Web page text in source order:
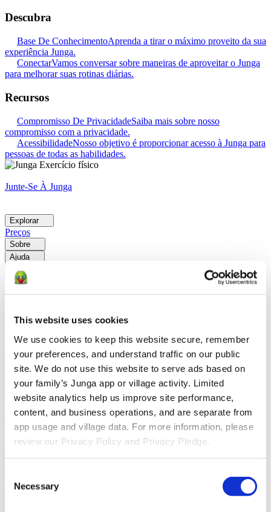
This website uses cookies
We use cookies to keep this website secure, remember
your preferences, and understand traffic on our public
site. We do not use this website to serve ads based on
your family’s Junga app or village activity. Limited
website analytics help us improve site performance,
content, and business operations, and are separate from
app usage and village data. For more information, please
review our Privacy Policy and Privacy Pledge.
Selection
Necessary
Descubra
Base De ConhecimentoAprenda a tirar o máximo proveito da sua
experiência Junga.
ConectarVamos conversar sobre maneiras de aproveitar o Junga
para melhorar suas rotinas diárias.
Recursos
Compromisso De PrivacidadeSaiba mais sobre nosso
compromisso com a privacidade.
AcessibilidadeNosso objetivo é proporcionar acesso à Junga para
pessoas de todas as habilidades.
Junte-Se À Junga
Explorar
Preços
Sobre
Ajuda
Voltar
Explorar
promovem comportamentos positivos com a Junga.
Para
EducadoresSaiba como os educadores aprimoram a SEL por meio
do Junga.
Para Terapeutas
Saiba como a Junga ajuda os terapeutas
a promover ambientes positivos em casa.
Para Grupos
SociaisSaiba como os grupos sociais promovem o envolvimento da
comunidade com Junga.
Comparar
Junga x GreenlightO Greenlight combina um cartão de débito
Acorns Early ajuda os pais a orientar os filhos na educação
financeira por meio de um cartão de débito seguro, tarefas
Junga x ClassDojoO